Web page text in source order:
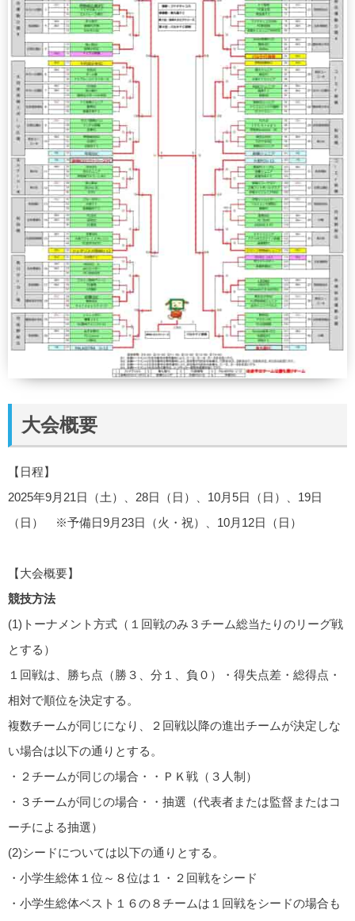
大会概要
【日程】
2025年9月21日（土）、28日（日）、10月5日（日）、19日
（日） ※予備日9月23日（火・祝）、10月12日（日）
【大会概要】
競技方法
(1)トーナメント方式（１回戦のみ３チーム総当たりのリーグ戦
とする）
１回戦は、勝ち点（勝３、分１、負０）・得失点差・総得点・
相対で順位を決定する。
複数チームが同じになり、２回戦以降の進出チームが決定しな
い場合は以下の通りとする。
・２チームが同じの場合・・ＰＫ戦（３人制）
・３チームが同じの場合・・抽選（代表者または監督またはコ
ーチによる抽選）
(2)シードについては以下の通りとする。
・小学生総体１位～８位は１・２回戦をシード
・小学生総体ベスト１６の８チームは１回戦をシードの場合も